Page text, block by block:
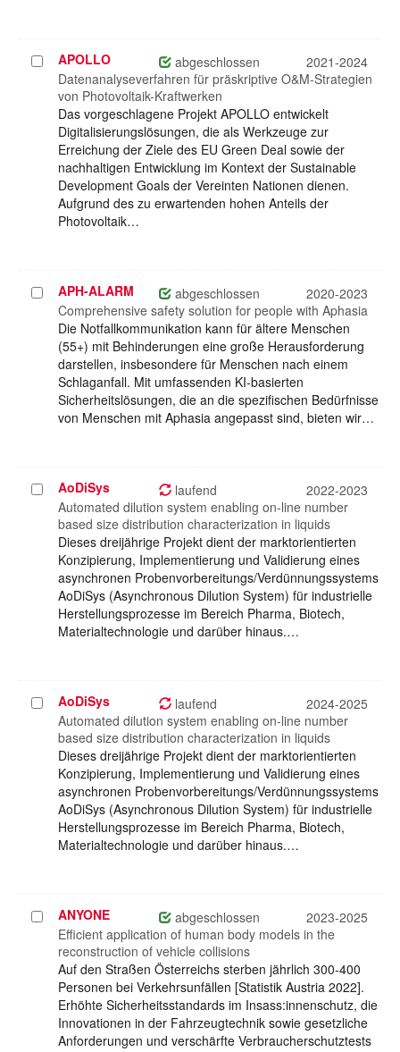
Projekt
auswählen
APOLLO abgeschlossen
2021-2024
Datenanalyseverfahren für präskriptive O&M-Strategien
von Photovoltaik-Kraftwerken
Das vorgeschlagene Projekt APOLLO entwickelt
Digitalisierungslösungen, die als Werkzeuge zur
Erreichung der Ziele des EU Green Deal sowie der
nachhaltigen Entwicklung im Kontext der Sustainable
Development Goals der Vereinten Nationen dienen.
Aufgrund des zu erwartenden hohen Anteils der
Photovoltaik…
Projekt
auswählen
APH-ALARM abgeschlossen
2020-2023
Comprehensive safety solution for people with Aphasia
Die Notfallkommunikation kann für ältere Menschen
(55+) mit Behinderungen eine große Herausforderung
darstellen, insbesondere für Menschen nach einem
Schlaganfall. Mit umfassenden KI-basierten
Sicherheitslösungen, die an die spezifischen Bedürfnisse
von Menschen mit Aphasia angepasst sind, bieten wir…
Projekt
auswählen
AoDiSys laufend
2022-2023
Automated dilution system enabling on-line number
based size distribution characterization in liquids
Dieses dreijährige Projekt dient der marktorientierten
Konzipierung, Implementierung und Validierung eines
asynchronen Probenvorbereitungs/Verdünnungssystems
AoDiSys (Asynchronous Dilution System) für industrielle
Herstellungsprozesse im Bereich Pharma, Biotech,
Materialtechnologie und darüber hinaus.…
Projekt
auswählen
AoDiSys laufend
2024-2025
Automated dilution system enabling on-line number
based size distribution characterization in liquids
Dieses dreijährige Projekt dient der marktorientierten
Konzipierung, Implementierung und Validierung eines
asynchronen Probenvorbereitungs/Verdünnungssystems
AoDiSys (Asynchronous Dilution System) für industrielle
Herstellungsprozesse im Bereich Pharma, Biotech,
Materialtechnologie und darüber hinaus.…
Projekt
auswählen
ANYONE abgeschlossen
2023-2025
Efficient application of human body models in the
reconstruction of vehicle collisions
Auf den Straßen Österreichs sterben jährlich 300-400
Personen bei Verkehrsunfällen [Statistik Austria 2022].
Erhöhte Sicherheitsstandards im Insass:innenschutz, die
Innovationen in der Fahrzeugtechnik sowie gesetzliche
Anforderungen und verschärfte Verbraucherschutztests